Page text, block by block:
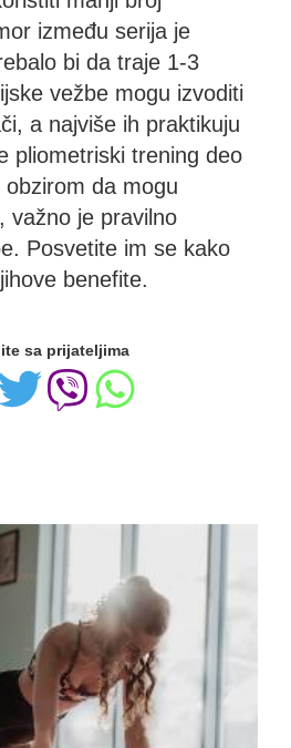
između serija je
bi da traje 1-3
vežbe mogu izvoditi
a najviše ih praktikuju
pliometriski trening deo
da mogu
važno je pravilno
Posvetite im se kako
benefite.
sa prijateljima